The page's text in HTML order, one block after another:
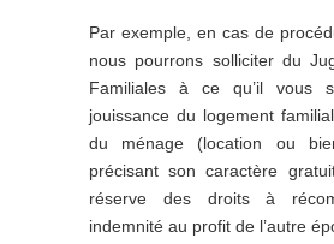
Par exemple, en cas de
nous pourrons solliciter du
Familiales à ce qu’il vous
jouissance du logement
du ménage (location ou
précisant son caractère
réserve des droits à
indemnité au profit de l’autre